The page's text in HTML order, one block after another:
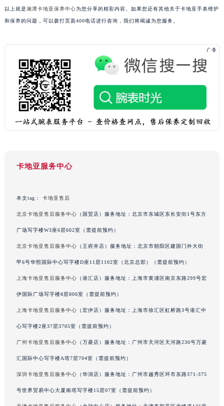
吉林省延边市延吉市解放路卡地亚售后服务中心（需提前预约）
辽宁省鞍山市铁东区站前街卡地亚售后服务中心（需提前预约）
辽宁省丹东市振兴区七经街卡地亚售后服务中心（需提前预约）
辽宁省抚顺市新抚区东一路卡地亚售后服务中心（需提前预约）
辽宁省锦州市古塔区中央大街卡地亚售后服务中心（需提前预约）
辽宁省铁岭市银州区南马路卡地亚售后服务中心（需提前预约）
河北省保定市竞秀区朝阳北大街北国先天下卡地亚售后服务中心（需提前预约）
内蒙古自治区巴彦淖尔市临河区新华街卡地亚售后服务中心（需提前预约）
内蒙古自治区通辽市科尔沁区明仁大街卡地亚售后服务中心（需提前预约）
内蒙古自治区乌兰察布市集宁区恩和大街卡地亚售后服务中心（需提前预约）
以上就是湘潭卡地亚保养中心为您分享的精彩内容。如果您还有其他关于卡地亚手表维护
和保养的问题，可以拨打页面400电话进行咨询，我们将竭诚为您服务。
卡地亚服务中心
本文tag： 卡地亚售后
北京卡地亚售后服务中心 （国贸店）服务地址：北京市东城区东长安街1号东方
广场写字楼W3座6层602室（需提前预约）
北京卡地亚售后服务中心 （王府井店）服务地址：北京市朝阳区建国门外大街
甲6号华熙国际中心写字楼D座11层1102室（北京总部）（需提前预约）
上海卡地亚售后服务中心 （港汇店）服务地址：上海市黄浦区南京东路299号宏
伊国际广场写字楼8层806室（需提前预约）
上海卡地亚售后服务中心 （宏伊店）服务地址：上海市徐汇区虹桥路3号港汇中
心写字楼2座37层3705室（需提前预约）
广州卡地亚售后服务中心 （万菱店）服务地址：广州市天河区天河路230号万菱
汇国际中心写字楼A塔7层704室（需提前预约）
深圳卡地亚售后服务中心 （华润店）服务地址：广州市越秀区环市东路371-375
号世界贸易中心大厦南塔写字楼15层07室（需提前预约）
预约入口